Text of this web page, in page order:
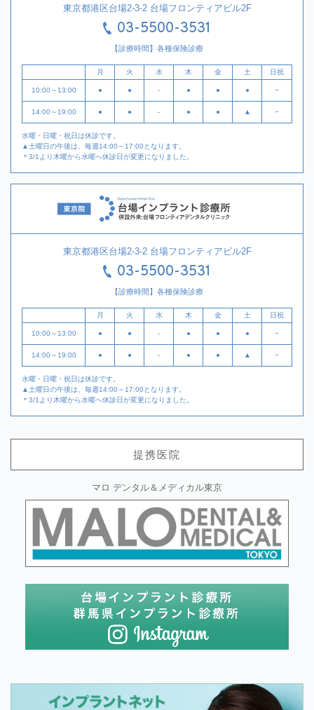
東京都港区台場2-3-2 台場フロンティアビル2F
03-5500-3531
【診療時間】各種保険診療
月 火 水 木 金 土 日祝
10:00～13:00 ● ● - ● ● ● −
14:00～19:00 ● ● - ● ● ▲ −
水曜・日曜・祝日は休診です。
▲土曜日の午後は、毎週14:00～17:00となります。
＊3/1より木曜から水曜へ休診日が変更になりました。
東京都港区台場2-3-2 台場フロンティアビル2F
03-5500-3531
【診療時間】各種保険診療
月 火 水 木 金 土 日祝
10:00～13:00 ● ● - ● ● ● −
14:00～19:00 ● ● - ● ● ▲ −
水曜・日曜・祝日は休診です。
▲土曜日の午後は、毎週14:00～17:00となります。
＊3/1より木曜から水曜へ休診日が変更になりました。
提携医院
マロ デンタル＆メディカル東京